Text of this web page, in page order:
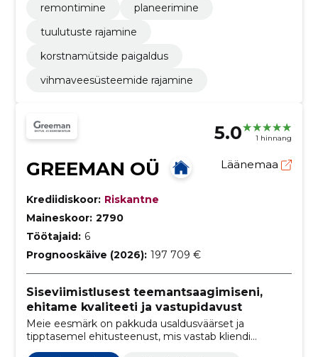
remontimine
planeerimine
tuulutuste rajamine
korstnamütside paigaldus
vihmaveesüsteemide rajamine
5.0 1 hinnang
GREEMAN OÜ Läänemaa
Krediidiskoor: Riskantne
Maineskoor: 2790
Töötajaid: 6
Prognooskäive (2026): 197 709 €
Siseviimistlusest teemantsaagimiseni,
ehitame kvaliteeti ja vastupidavust
Meie eesmärk on pakkuda usaldusväärset ja
tipptasemel ehitusteenust, mis vastab kliendi
ootustele.